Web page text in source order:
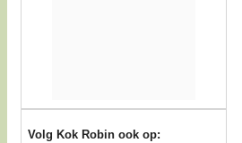
Volg Kok Robin ook op: